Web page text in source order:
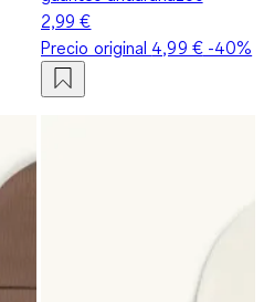
2,99 €
Precio original 4,99 €-40%